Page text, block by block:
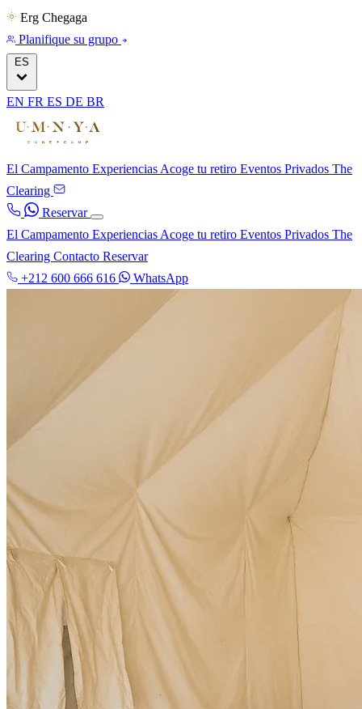
Erg Chegaga
Planifique su grupo
ES
EN FR ES DE BR
El Campamento Experiencias Acoge tu retiro Eventos Privados The
Clearing
Reservar
El Campamento Experiencias Acoge tu retiro Eventos Privados The
Clearing Contacto Reservar
+212 600 666 616
WhatsApp